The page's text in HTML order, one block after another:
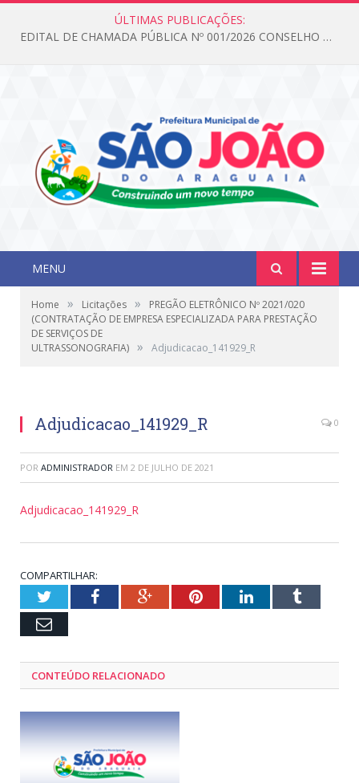
ÚLTIMAS PUBLICAÇÕES:
EDITAL DE CHAMADA PÚBLICA Nº 001/2026 CONSELHO DOS DIREITOS DA CRIANÇA E DO ADOLESCENTE
MENU
Home » Licitações »
PREGÃO ELETRÔNICO Nº 2021/020
(CONTRATAÇÃO DE EMPRESA ESPECIALIZADA PARA PRESTAÇÃO
DE SERVIÇOS DE
ULTRASSONOGRAFIA) » Adjudicacao_141929_R
Adjudicacao_141929_R 0
POR ADMINISTRADOR EM 2 DE JULHO DE 2021
Adjudicacao_141929_R
COMPARTILHAR:
TwitterFacebookGoogle+PinterestLinkedInTumblr
Email
CONTEÚDO RELACIONADO